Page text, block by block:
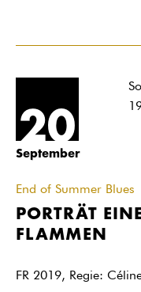
20
September
End of Summer Blues
PORTRÄT
FLAMMEN
FR 2019, Regie: